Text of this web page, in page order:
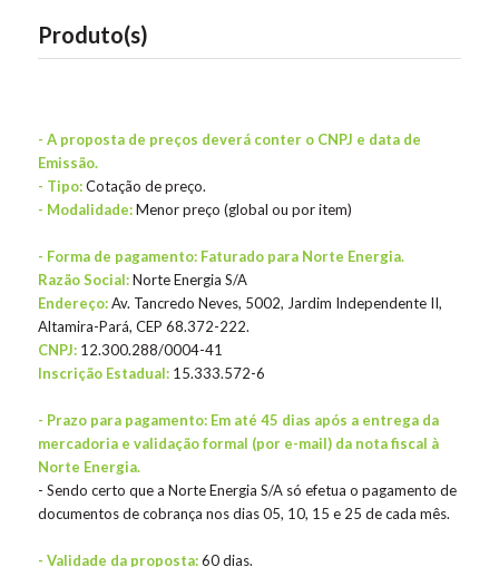
Produto(s)
- A proposta de preços deverá conter o CNPJ e data de
Emissão.
- Tipo:Cotação de preço.
- Modalidade:Menor preço (global ou por item)
- Forma de pagamento: Faturado para Norte Energia.
Razão Social:Norte Energia S/A
Endereço:Av. Tancredo Neves, 5002, Jardim Independente II,
Altamira-Pará, CEP 68.372-222.
CNPJ:12.300.288/0004-41
Inscrição Estadual:15.333.572-6
- Prazo para pagamento: Em até 45 dias após a entrega da
mercadoria e validação formal (por e-mail) da nota fiscal à
Norte Energia.
- Sendo certo que a Norte Energia S/A só efetua o pagamento de
documentos de cobrança nos dias 05, 10, 15 e 25 de cada mês.
- Validade da proposta:60 dias.